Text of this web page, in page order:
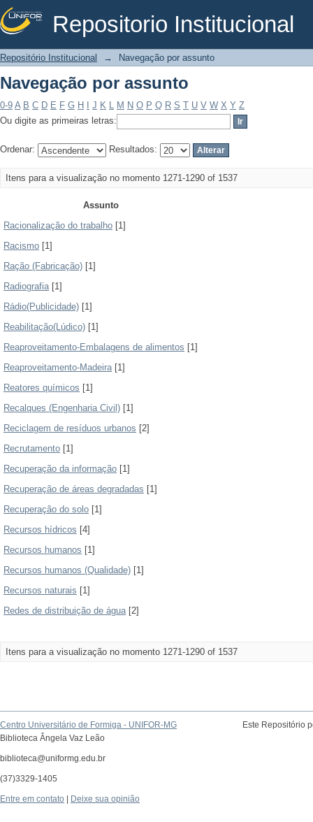
Repositorio Institucional
Navegação por assunto
Repositório Institucional → Navegação por assunto
Navegação por assunto
0-9 A B C D E F G H J K L M N O P Q R S T U V W X Y Z
Ou digite as primeiras letras:
Ordenar: Resultados:
Itens para a visualização no momento 1271-1290 of 1537
Assunto
Racionalização do trabalho [1]
Racismo [1]
Ração (Fabricação) [1]
Radiografia[1]
Rádio(Publicidade) [1]
Reabilitação(Lúdico) [1]
Reaproveitamento-Embalagens de alimentos [1]
Reaproveitamento-Madeira[1]
Reatores químicos [1]
Recalques (Engenharia Civil) [1]
Reciclagem de resíduos urbanos [2]
Recrutamento [1]
Recuperação da informação [1]
Recuperação de áreas degradadas [1]
Recuperação do solo [1]
Recursos hídricos [4]
Recursos humanos [1]
Recursos humanos (Qualidade) [1]
Recursos naturais [1]
Redes de distribuição de água[2]
Itens para a visualização no momento 1271-1290 of 1537
Centro Universitário de Formiga - UNIFOR-MG
Biblioteca Ângela Vaz Leão
biblioteca@uniformg.edu.br
(37)3329-1405
Este Repositório
Entre em contato Deixe sua opinião